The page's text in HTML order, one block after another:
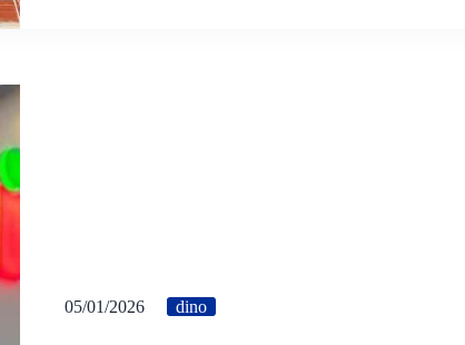
05/01/2026 dino